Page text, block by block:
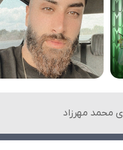
محمد مهرزاد